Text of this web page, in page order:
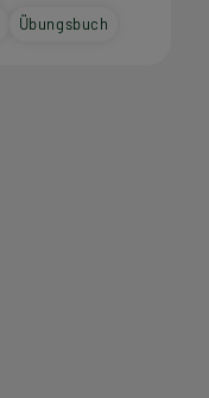
Übungsbuch